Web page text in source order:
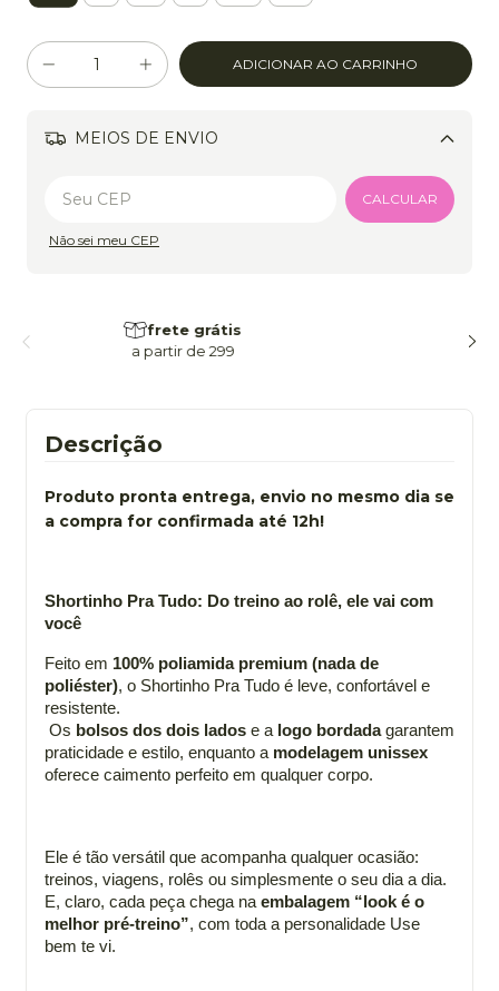
MEIOS DE ENVIO
Alterar CEP
CALCULAR
Não sei meu CEP
frete grátis
a partir de 299
Descrição
Produto pronta entrega, envio no mesmo dia se
a compra for confirmada até 12h!
Shortinho Pra Tudo: Do treino ao rolê, ele vai com
você
Feito em 100% poliamida premium (nada de
poliéster), o Shortinho Pra Tudo é leve, confortável e
resistente.
Os bolsos dos dois lados e a logo bordada garantem
praticidade e estilo, enquanto a modelagem unissex
oferece caimento perfeito em qualquer corpo.
Ele é tão versátil que acompanha qualquer ocasião:
treinos, viagens, rolês ou simplesmente o seu dia a dia.
E, claro, cada peça chega na embalagem “look é o
melhor pré-treino”, com toda a personalidade Use
bem te vi.